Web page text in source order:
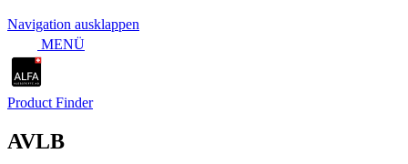
Navigation ausklappen
MENÜ
Product Finder
AVLB